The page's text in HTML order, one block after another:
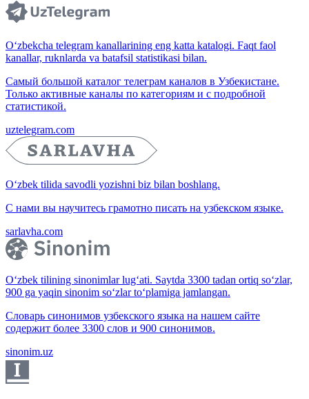
O‘zbekcha telegram kanallarining eng katta katalogi. Faqt faol
kanallar, ruknlarda va batafsil statistikasi bilan.
Самый большой каталог телеграм каналов в Узбекистане.
Только активные каналы по категориям и с подробной
статистикой.
uztelegram.com
O‘zbek tilida savodli yozishni biz bilan boshlang.
С нами вы научитесь грамотно писать на узбекском языке.
sarlavha.com
O‘zbek tilining sinonimlar lug‘ati. Saytda 3300 tadan ortiq so‘zlar,
900 ga yaqin sinonim so‘zlar to‘plamiga jamlangan.
Словарь синонимов узбекского языка на нашем сайте
содержит более 3300 слов и 900 синонимов.
sinonim.uz